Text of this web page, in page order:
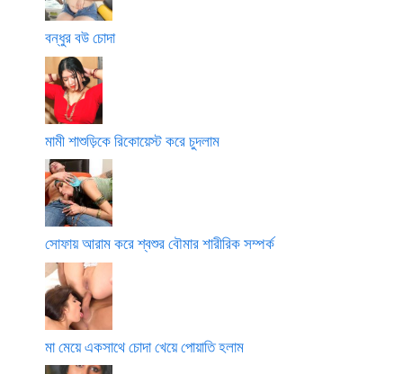
বন্ধুর বউ চোদা
মামী শাশুড়িকে রিকোয়েস্ট করে চুদলাম
সোফায় আরাম করে শ্বশুর বৌমার শারীরিক সম্পর্ক
মা মেয়ে একসাথে চোদা খেয়ে পোয়াতি হলাম